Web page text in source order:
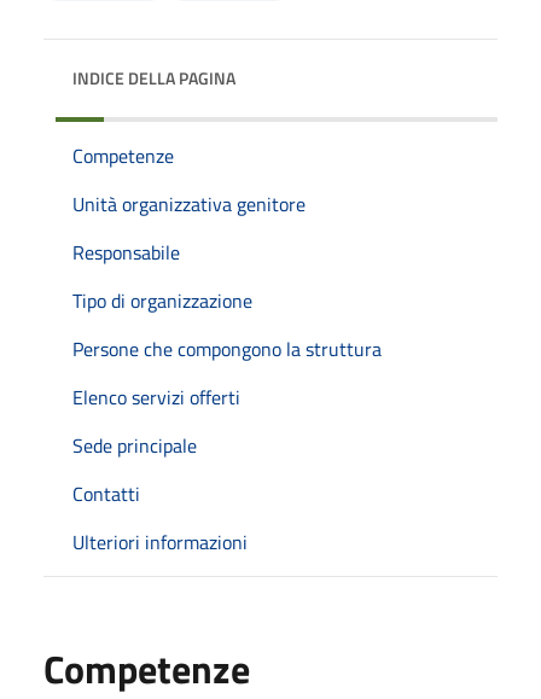
INDICE DELLA PAGINA
Competenze
Unità organizzativa genitore
Responsabile
Tipo di organizzazione
Persone che compongono la struttura
Elenco servizi offerti
Sede principale
Contatti
Ulteriori informazioni
Competenze